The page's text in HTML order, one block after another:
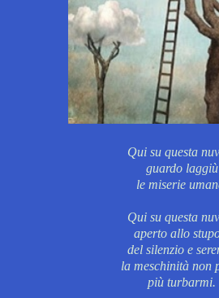
Qui su questa
guardo laggiù
le miserie
Qui su questa
aperto allo
del silenzio e
la meschinità non
più turbarmi.